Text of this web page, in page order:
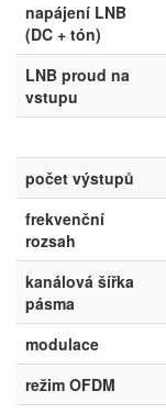
napájení LNB
(DC + tón)
LNB proud na
vstupu
počet výstupů
frekvenční
rozsah
kanálová šířka
pásma
modulace
režim OFDM